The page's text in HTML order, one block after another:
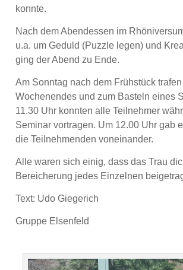
konnte.
Nach dem Abendessen im
u.a. um Geduld (Puzzle legen) und
ging der Abend zu Ende.
Am Sonntag nach dem Frühstück
Wochenendes und zum Basteln eines
11.30 Uhr konnten alle Teilnehmer
Seminar vortragen. Um 12.00 Uhr gab
die Teilnehmenden voneinander.
Alle waren sich einig, dass das Trau
Bereicherung jedes Einzelnen
Text: Udo Giegerich
Gruppe Elsenfeld